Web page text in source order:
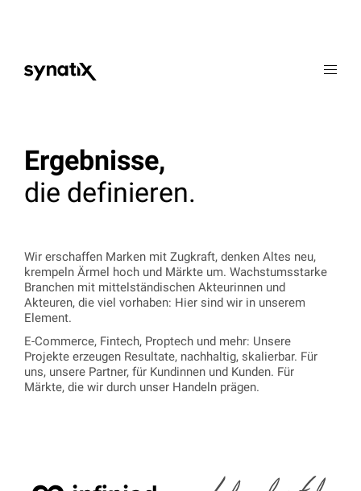
Expertise
Portfolio
Karriere
EN ES
Ergebnisse,
die definieren.
Wir erschaffen Marken mit Zugkraft, denken Altes neu,
krempeln Ärmel hoch und Märkte um. Wachstumsstarke
Branchen mit mittelständischen Akteurinnen und
Akteuren, die viel vorhaben: Hier sind wir in unserem
Element.
E-Commerce, Fintech, Proptech und mehr: Unsere
Projekte erzeugen Resultate, nachhaltig, skalierbar. Für
uns, unsere Partner, für Kundinnen und Kunden. Für
Märkte, die wir durch unser Handeln prägen.